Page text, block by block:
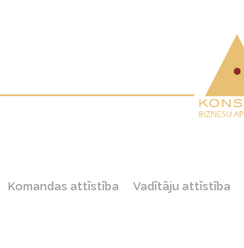
Komandas attīstība Vadītāju attīstība